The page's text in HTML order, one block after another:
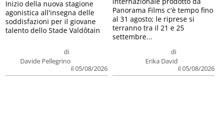
di
Davide Pellegrino
il 05/08/2026
Inizio della nuova stagione
agonistica all'insegna delle
soddisfazioni per il giovane
talento dello Stade Valdôtain
di
Erika David
il 05/08/2026
Panorama Films c'è tempo fino
al 31 agosto; le riprese si
terranno tra il 21 e 25
settembre...